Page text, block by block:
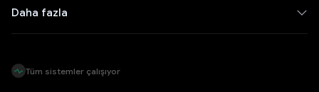
Daha fazla
Tüm sistemler çalışıyor